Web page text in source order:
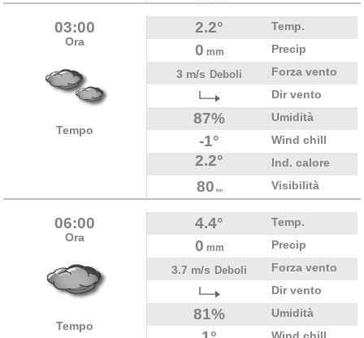
03:00
Ora
Tempo
2.2° Temp.
0 mm
Precip
3 m/s Deboli
Forza vento
Dir vento
87% Umidità
-1° Wind chill
2.2° Ind. calore
80 km Visibilità
06:00
Ora
Tempo
4.4° Temp.
0 mm
Precip
3.7 m/s Deboli
Forza vento
Dir vento
81% Umidità